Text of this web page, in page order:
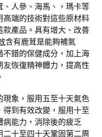
、人參、海馬、，瑪卡等
端的技術對這些原材料
產品。具有增大、改善
含有鹿茸是能夠補氣
錯的保健成分，加上海
恢復精神體力，提高性
現象，服用五至十天氣色
到有效改變，服用十至
能力，消除後的疲乏
二十至四十天鞏固第二周